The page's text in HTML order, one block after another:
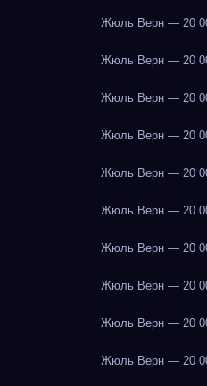
Жюль Верн — 20
Жюль Верн — 20
Жюль Верн — 20
Жюль Верн — 20
Жюль Верн — 20
Жюль Верн — 20
Жюль Верн — 20
Жюль Верн — 20
Жюль Верн — 20
Жюль Верн — 20